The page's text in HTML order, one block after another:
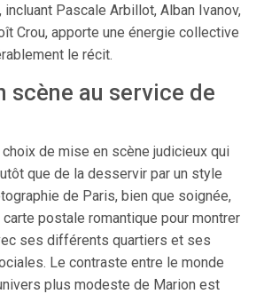
Pascale Arbillot, Alban Ivanov,
Crou, apporte une énergie collective
le récit.
scène au service de
de mise en scène judicieux qui
que de la desservir par un style
de Paris, bien que soignée,
postale romantique pour montrer
ses différents quartiers et ses
Le contraste entre le monde
plus modeste de Marion est